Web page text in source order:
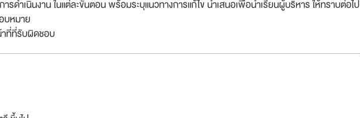
ดำเนินงาน ในแต่ละขั้นตอน พร้อมระบุแนวทางการแก้ไข นำเสนอเพื่อนำเรียนผู้บริหาร ให้ทราบต่อไป
บหมาย
ที่ที่รับผิดชอบ